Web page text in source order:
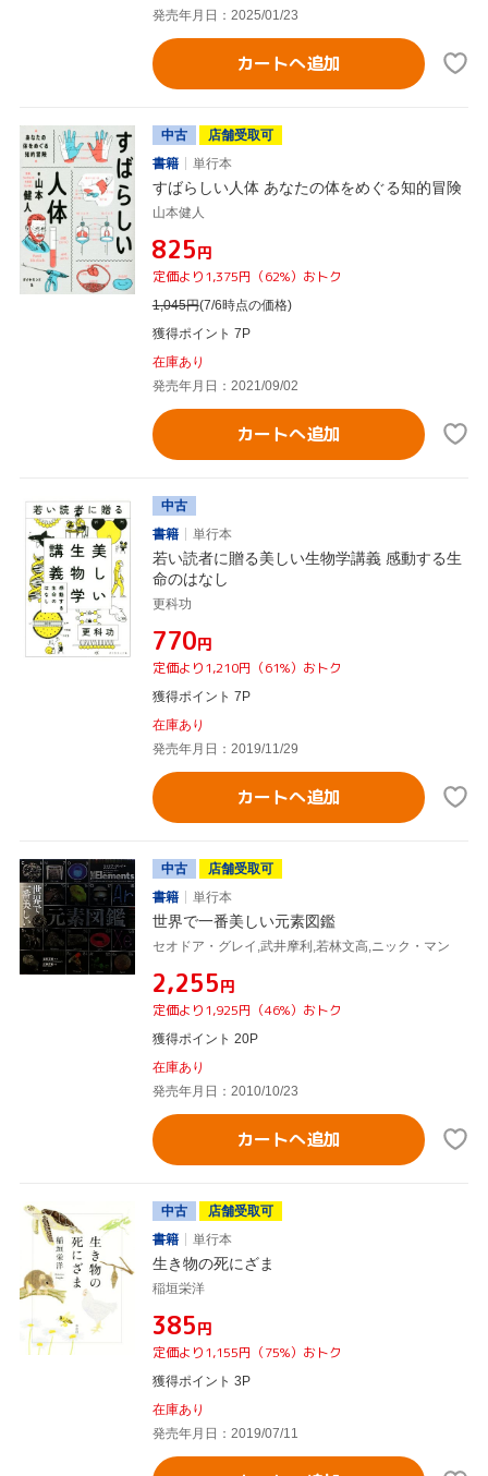
発売年月日：2025/01/23
カートへ追加
中古
店舗受取可
書籍
単行本
すばらしい人体 あなたの体をめぐる知的冒険
山本健人
¥825円
定価より1,375円（62%）おトク
1,045円(7/6時点の価格)
獲得ポイント 7P
在庫あり
発売年月日：2021/09/02
カートへ追加
中古
書籍
単行本
若い読者に贈る美しい生物学講義 感動する生
命のはなし
更科功
¥770円
定価より1,210円（61%）おトク
獲得ポイント 7P
在庫あり
発売年月日：2019/11/29
カートへ追加
中古
店舗受取可
書籍
単行本
世界で一番美しい元素図鑑
セオドア・グレイ,武井摩利,若林文高,ニック・マン
¥2,255円
定価より1,925円（46%）おトク
獲得ポイント 20P
在庫あり
発売年月日：2010/10/23
カートへ追加
中古
店舗受取可
書籍
単行本
生き物の死にざま
稲垣栄洋
¥385円
定価より1,155円（75%）おトク
獲得ポイント 3P
在庫あり
発売年月日：2019/07/11